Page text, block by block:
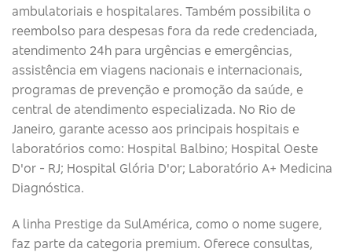
ambulatoriais e hospitalares. Também possibilita o
reembolso para despesas fora da rede credenciada,
atendimento 24h para urgências e emergências,
assistência em viagens nacionais e internacionais,
programas de prevenção e promoção da saúde, e
central de atendimento especializada. No Rio de
Janeiro, garante acesso aos principais hospitais e
laboratórios como: Hospital Balbino; Hospital Oeste
D'or - RJ; Hospital Glória D'or; Laboratório A+ Medicina
Diagnóstica.
A linha Prestige da SulAmérica, como o nome sugere,
faz parte da categoria premium. Oferece consultas,